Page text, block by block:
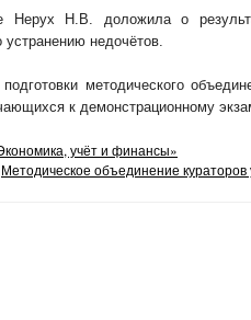
Нерух Н.В. доложила о
недочётов.
методического
к демонстрационному
учёт и финансы»
Методическое объединение кураторов